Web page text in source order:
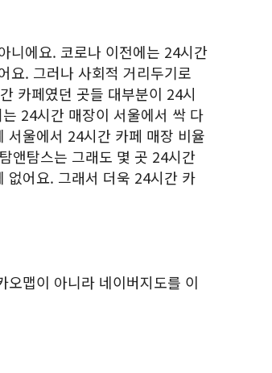
니에요. 코로나 이전에는 24시간
요. 그러나 사회적 거리두기로
카페였던 곳들 대부분이 24시
24시간 매장이 서울에서 싹 다
서울에서 24시간 카페 매장 비율
앤탐스는 그래도 몇 곳 24시간
없어요. 그래서 더욱 24시간 카
맵이 아니라 네이버지도를 이